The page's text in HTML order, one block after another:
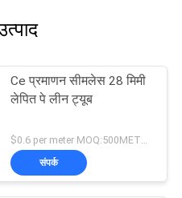
Ce प्रमाणन सीमलेस 28 मिमी
लेपित पे लीन ट्यूब
$0.6 per meter MOQ:500METERS
संपर्क